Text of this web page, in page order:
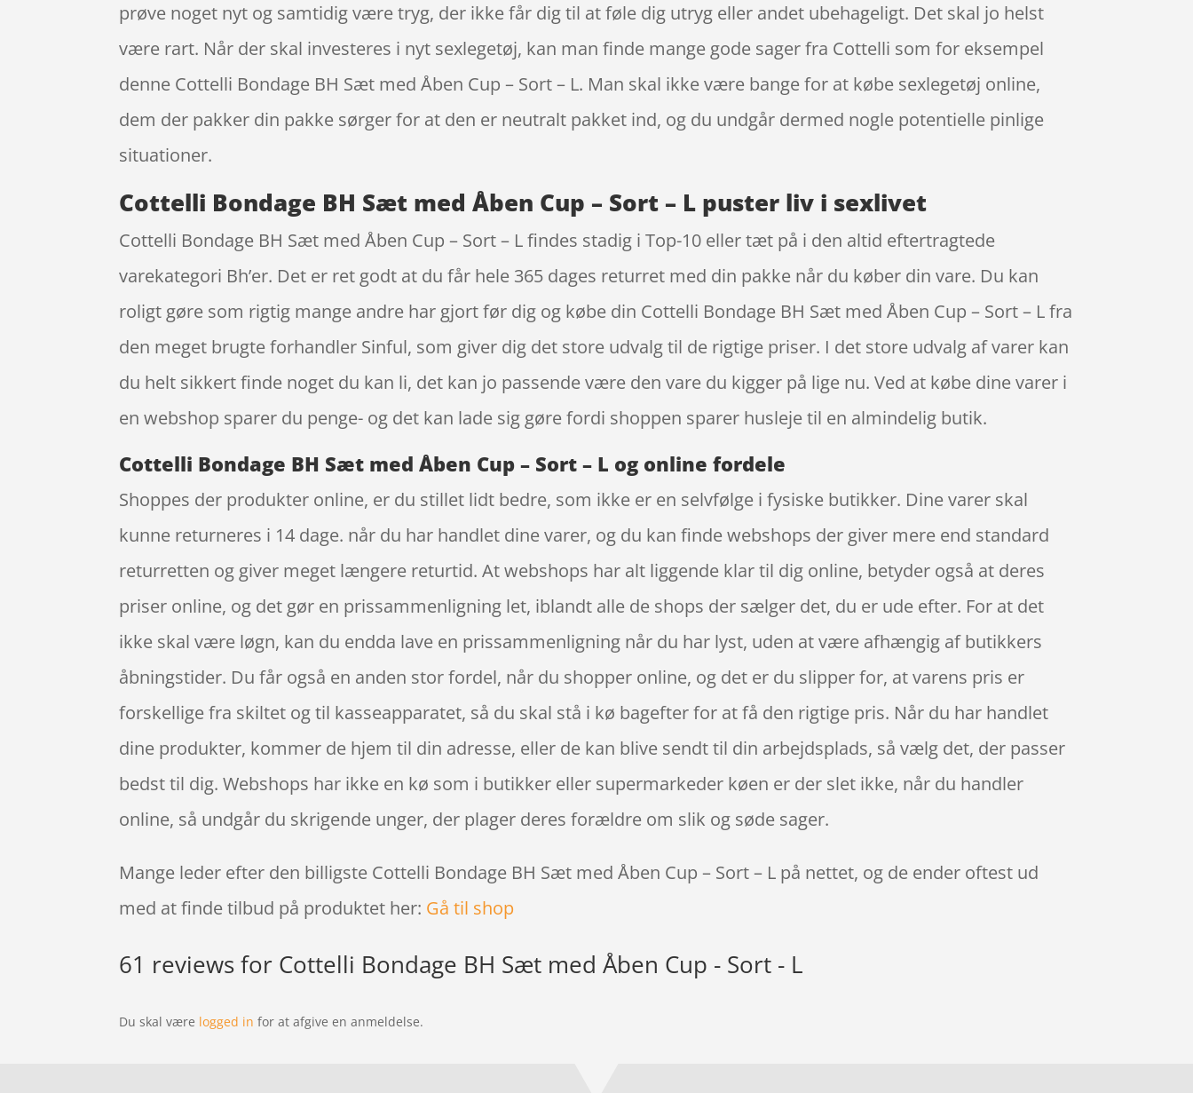
prøve noget nyt og samtidig være tryg, der ikke får dig til at føle dig utryg eller andet ubehageligt. Det skal jo helst
være rart. Når der skal investeres i nyt sexlegetøj, kan man finde mange gode sager fra Cottelli som for eksempel
denne Cottelli Bondage BH Sæt med Åben Cup – Sort – L. Man skal ikke være bange for at købe sexlegetøj online,
dem der pakker din pakke sørger for at den er neutralt pakket ind, og du undgår dermed nogle potentielle pinlige
situationer.
Cottelli Bondage BH Sæt med Åben Cup – Sort – L puster liv i sexlivet
Cottelli Bondage BH Sæt med Åben Cup – Sort – L findes stadig i Top-10 eller tæt på i den altid eftertragtede
varekategori Bh’er. Det er ret godt at du får hele 365 dages returret med din pakke når du køber din vare. Du kan
roligt gøre som rigtig mange andre har gjort før dig og købe din Cottelli Bondage BH Sæt med Åben Cup – Sort – L fra
den meget brugte forhandler Sinful, som giver dig det store udvalg til de rigtige priser. I det store udvalg af varer kan
du helt sikkert finde noget du kan li, det kan jo passende være den vare du kigger på lige nu. Ved at købe dine varer i
en webshop sparer du penge- og det kan lade sig gøre fordi shoppen sparer husleje til en almindelig butik.
Cottelli Bondage BH Sæt med Åben Cup – Sort – L og online fordele
Shoppes der produkter online, er du stillet lidt bedre, som ikke er en selvfølge i fysiske butikker. Dine varer skal
kunne returneres i 14 dage. når du har handlet dine varer, og du kan finde webshops der giver mere end standard
returretten og giver meget længere returtid. At webshops har alt liggende klar til dig online, betyder også at deres
priser online, og det gør en prissammenligning let, iblandt alle de shops der sælger det, du er ude efter. For at det
ikke skal være løgn, kan du endda lave en prissammenligning når du har lyst, uden at være afhængig af butikkers
åbningstider. Du får også en anden stor fordel, når du shopper online, og det er du slipper for, at varens pris er
forskellige fra skiltet og til kasseapparatet, så du skal stå i kø bagefter for at få den rigtige pris. Når du har handlet
dine produkter, kommer de hjem til din adresse, eller de kan blive sendt til din arbejdsplads, så vælg det, der passer
bedst til dig. Webshops har ikke en kø som i butikker eller supermarkeder køen er der slet ikke, når du handler
online, så undgår du skrigende unger, der plager deres forældre om slik og søde sager.
Mange leder efter den billigste Cottelli Bondage BH Sæt med Åben Cup – Sort – L på nettet, og de ender oftest ud
med at finde tilbud på produktet her: Gå til shop
61 reviews for Cottelli Bondage BH Sæt med Åben Cup - Sort - L
Du skal være logged in for at afgive en anmeldelse.